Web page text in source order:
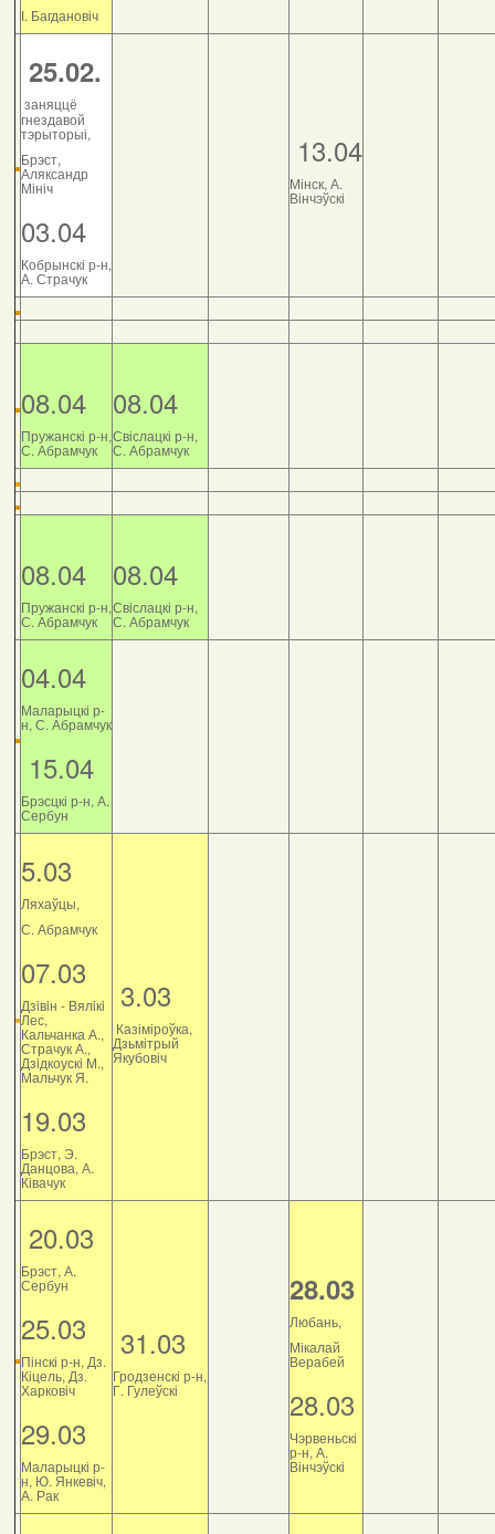
І. Багдановіч
25.02.
заняццё
гнездавой
тэрыторыі,
Брэст,
Аляксандр
Мініч
03.04
Кобрынскі р-н,
А. Страчук
13.04
Мінск, А.
Вінчэўскі
08.04
Пружанскі р-н,
С. Абрамчук
08.04
Свіслацкі р-н,
С. Абрамчук
08.04
Пружанскі р-н,
С. Абрамчук
08.04
Свіслацкі р-н,
С. Абрамчук
04.04
Маларыцкі р-
н, С. Абрамчук
15.04
Брэсцкі р-н, А.
Сербун
5.03
Ляхаўцы,
С. Абрамчук
07.03
Дзiвiн - Вялiкi
Лес,
Кальчанка А.,
Страчук А.,
Дзiдкоускi М.,
Мальчук Я.
19.03
Брэст, Э.
Данцова, А.
Ківачук
3.03
Казіміроўка,
Дзьмітрый
Якубовіч
20.03
Брэст, А.
Сербун
25.03
Пінскі р-н, Дз.
Кіцель, Дз.
Харковіч
29.03
Маларыцкі р-
н, Ю. Янкевіч,
А. Рак
31.03
Гродзенскі р-н,
Г. Гулеўскі
28.03
Любань,
Мікалай
Верабей
28.03
Чэрвеньскі
р-н, А.
Вінчэўскі